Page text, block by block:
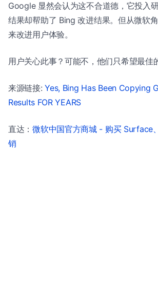
Google 显然会认为这不合道德，它投入
结果却帮助了 Bing 改进结果。但从微软
来改进用户体验。
用户关心此事？可能不，他们只希望最佳
来源链接:Yes, Bing Has Been Copying
Results FOR YEARS
直达：微软中国官方商城 - 购买 Surface
销